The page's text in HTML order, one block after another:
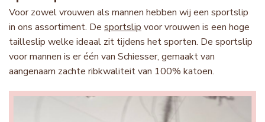
Voor zowel vrouwen als mannen hebben wij een sportslip
in ons assortiment. De sportslip voor vrouwen is een hoge
tailleslip welke ideaal zit tijdens het sporten. De sportslip
voor mannen is er één van Schiesser, gemaakt van
aangenaam zachte ribkwaliteit van 100% katoen.